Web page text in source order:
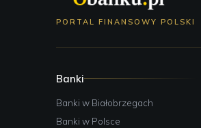
PORTAL FINANSOWY POLSKI
Banki
Banki w Białobrzegach
Banki w Polsce